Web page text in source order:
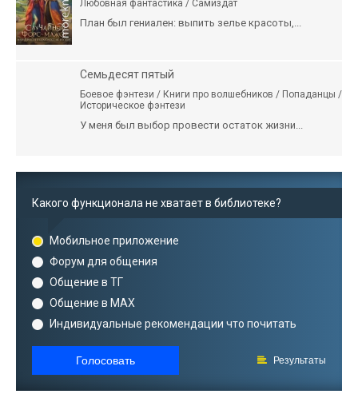
Любовная фантастика / Самиздат
План был гениален: выпить зелье красоты,...
Семьдесят пятый
Боевое фэнтези / Книги про волшебников / Попаданцы /
Историческое фэнтези
У меня был выбор провести остаток жизни...
Какого функционала не хватает в библиотеке?
Мобильное приложение
Форум для общения
Общение в ТГ
Общение в MAX
Индивидуальные рекомендации что почитать
Голосовать Результаты